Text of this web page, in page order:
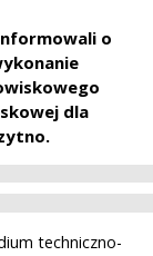
o
dla
techniczno-